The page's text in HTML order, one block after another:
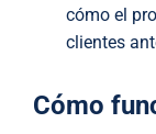
cómo el
clientes
Cómo